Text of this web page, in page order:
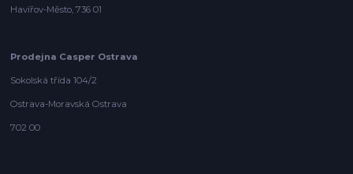
Havířov-Město, 736 01
Prodejna Casper Ostrava
Sokolská třída 104/2
Ostrava-Moravská Ostrava
702 00